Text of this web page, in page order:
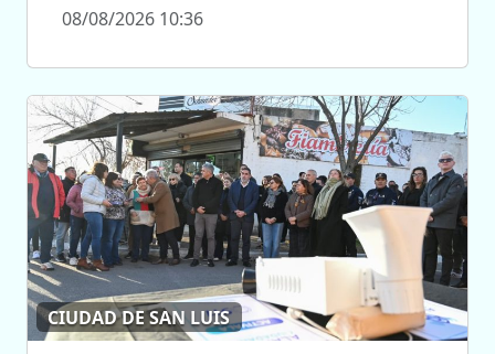
08/08/2026 10:36
CIUDAD DE SAN LUIS